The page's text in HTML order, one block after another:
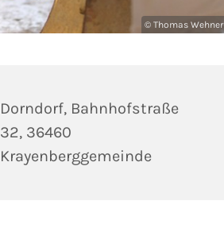
© Thomas Wehner
Dorndorf, Bahnhofstraße
32, 36460
Krayenberggemeinde